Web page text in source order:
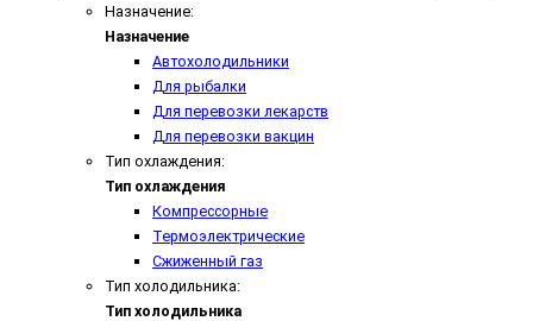
Назначение:
Назначение
Автохолодильники
Для рыбалки
Для перевозки лекарств
Для перевозки вакцин
Тип охлаждения:
Тип охлаждения
Компрессорные
Термоэлектрические
Сжиженный газ
Тип холодильника:
Тип холодильника